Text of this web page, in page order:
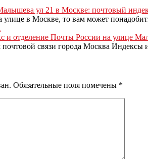
ул 21 в Москве: почтовый
в Москве, то вам может
и отделение Почты России на улице
связи города Москва Индексы
Обязательные поля помечены *